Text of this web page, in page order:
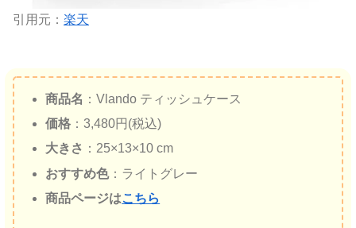
引用元： 楽天
商品名 ：Vlando ティッシュケース
価格 ：3,480円(税込)
大きさ ：25×13×10 cm
おすすめ色：ライトグレー
商品ページはこちら